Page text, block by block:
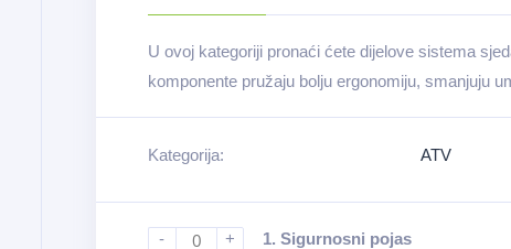
U ovoj kategoriji pronaći ćete dijelove sistema
komponente pružaju bolju ergonomiju, smanjuju
Kategorija: ATV
- + 1. Sigurnosni pojas